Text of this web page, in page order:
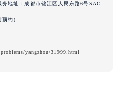
务地址：成都市锦江区人民东路6号SAC
约）
yangzhou/31999.html